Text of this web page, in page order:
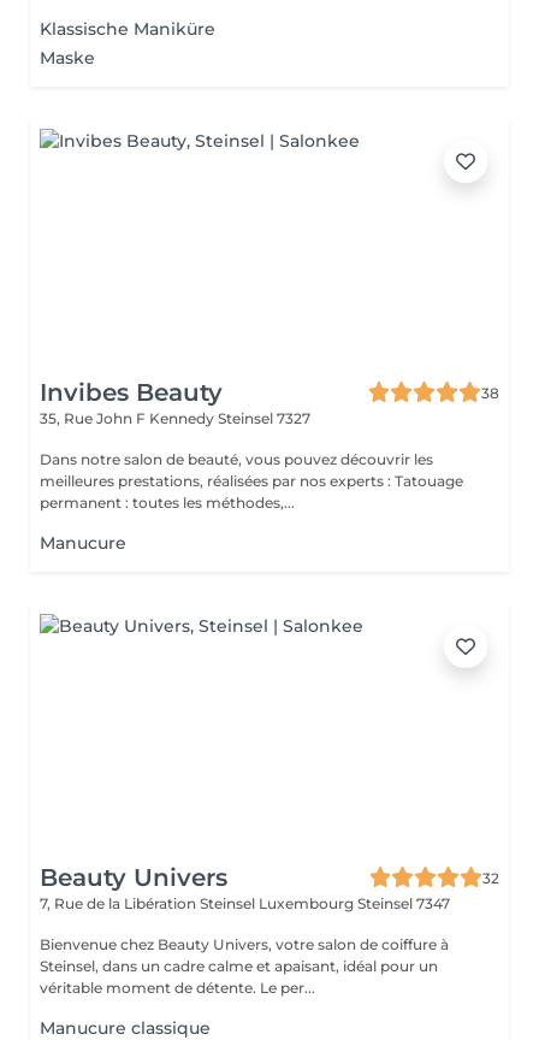
Klassische Maniküre
Maske
Invibes Beauty
38
35, Rue John F Kennedy Steinsel 7327
Dans notre salon de beauté, vous pouvez découvrir les
meilleures prestations, réalisées par nos experts : Tatouage
permanent : toutes les méthodes,...
Manucure
Beauty Univers
32
7, Rue de la Libération Steinsel Luxembourg Steinsel 7347
Bienvenue chez Beauty Univers, votre salon de coiffure à
Steinsel, dans un cadre calme et apaisant, idéal pour un
véritable moment de détente. Le per...
Manucure classique